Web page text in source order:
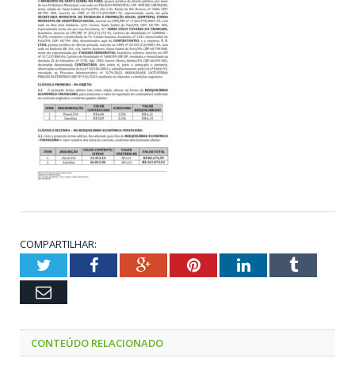
COMPARTILHAR:
TwitterFacebookGoogle+PinterestLinkedInTumblr
Email
CONTEÚDO RELACIONADO